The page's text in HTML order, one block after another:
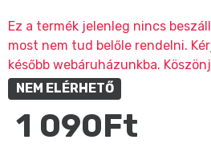
Ez a termék jelenleg nincs
most nem tud belőle rendelni.
később webáruházunkba.
NEM ELÉRHETŐ
1 090Ft